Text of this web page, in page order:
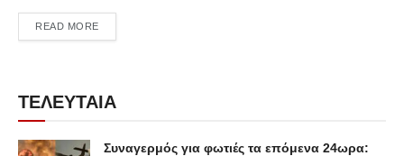
READ MOREDETAILS
ΤΕΛΕΥΤΑΙΑ
Συναγερμός για φωτιές τα επόμενα 24ωρα: